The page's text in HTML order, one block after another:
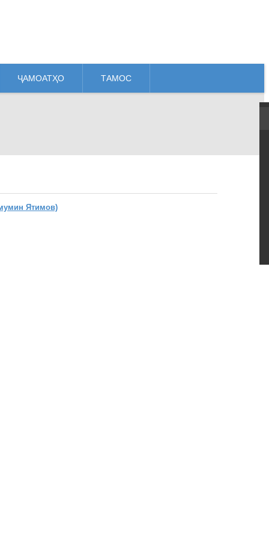
ҶАМОАТҲО ТАМОС
Ятимов)